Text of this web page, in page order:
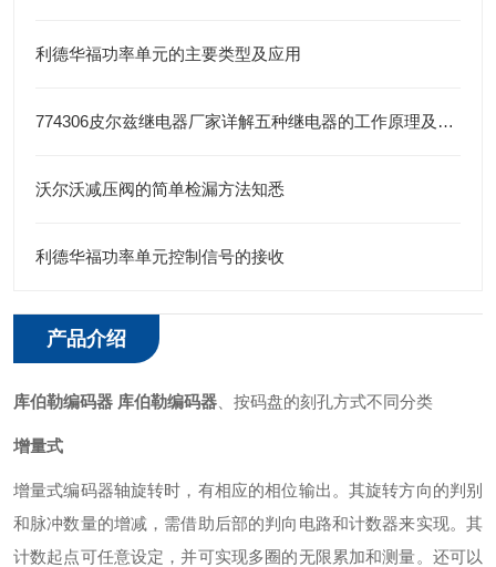
利德华福功率单元的主要类型及应用
774306皮尔兹继电器厂家详解五种继电器的工作原理及其特性
沃尔沃减压阀的简单检漏方法知悉
利德华福功率单元控制信号的接收
产品介绍
库伯勒编码器 库伯勒编码器 、按码盘的刻孔方式不同分类
增量式
增量式编码器轴旋转时，有相应的相位输出。其旋转方向的判别
和脉冲数量的增减，需借助后部的判向电路和计数器来实现。其
计数起点可任意设定，并可实现多圈的无限累加和测量。还可以